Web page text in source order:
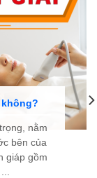
nằm
bên của
giáp gồm